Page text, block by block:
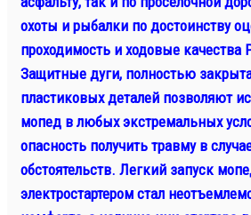
охоты и рыбалки по достоинству
проходимость и ходовые качества
Защитные дуги, полностью
пластиковых деталей позволяют
мопед в любых экстремальных
опасность получить травму в
обстоятельств. Легкий запуск
электростартером стал